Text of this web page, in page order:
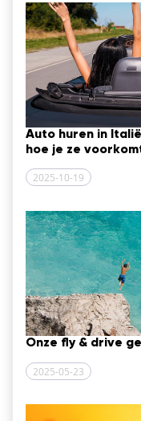
Auto huren in
hoe je ze
2025-10-19
Onze fly & drive
2025-05-23